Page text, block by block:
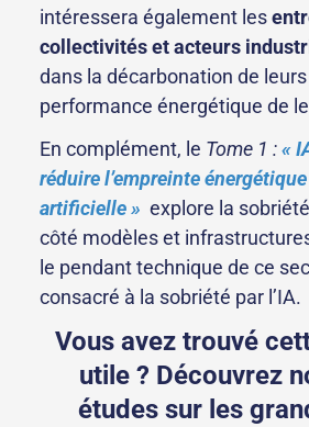
intéressera également les
collectivités et acteurs
dans la décarbonation de
performance énergétique de
En complément, le Tome 1 :«
réduire l’empreinte
artificielle » explore la
côté modèles et
le pendant technique de ce
consacré à la sobriété par l’IA.
Vous avez trouvé
utile ? Découvrez
études sur les